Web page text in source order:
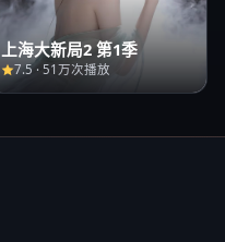
上海大新局2 第1季
7.5· 51万次播放